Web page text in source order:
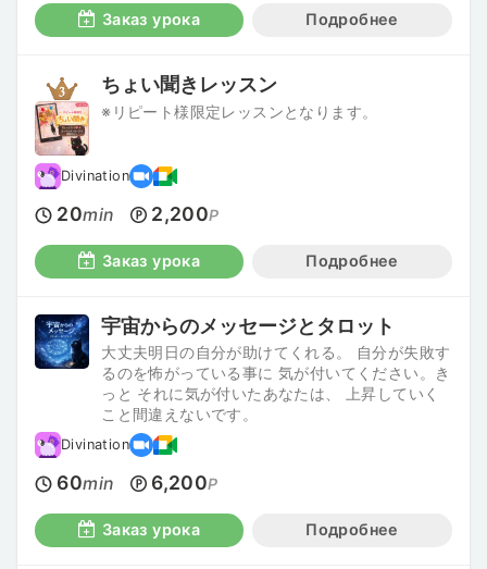
Заказ урока Подробнее
ちょい聞きレッスン
※リピート様限定レッスンとなります。
Divination
20min 2,200P
Заказ урока Подробнее
宇宙からのメッセージとタロット
大丈夫明日の自分が助けてくれる。 自分が失敗す
るのを怖がっている事に 気が付いてください。き
っと それに気が付いたあなたは、 上昇していく
こと間違えないです。
Divination
60min 6,200P
Заказ урока Подробнее